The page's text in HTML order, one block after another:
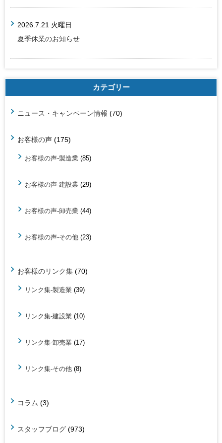
2026.7.21 火曜日
夏季休業のお知らせ
カテゴリー
ニュース・キャンペーン情報 (70)
お客様の声 (175)
お客様の声-製造業 (85)
お客様の声-建設業 (29)
お客様の声-卸売業 (44)
お客様の声-その他 (23)
お客様のリンク集 (70)
リンク集-製造業 (39)
リンク集-建設業 (10)
リンク集-卸売業 (17)
リンク集-その他 (8)
コラム (3)
スタッフブログ (973)